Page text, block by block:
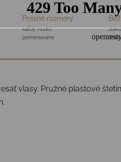
Presné rozmery
každý model
premeriavame
vlasy. Pružné plastové